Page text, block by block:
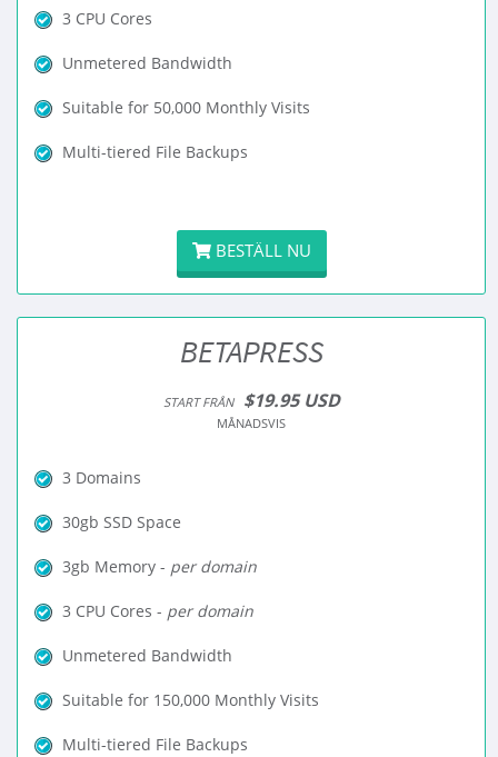
3 CPU Cores
Unmetered Bandwidth
Suitable for 50,000 Monthly Visits
Multi-tiered File Backups
BESTÄLL NU
BETAPRESS
START FRÅN $19.95 USD
MÅNADSVIS
3 Domains
30gb SSD Space
3gb Memory - per domain
3 CPU Cores - per domain
Unmetered Bandwidth
Suitable for 150,000 Monthly Visits
Multi-tiered File Backups